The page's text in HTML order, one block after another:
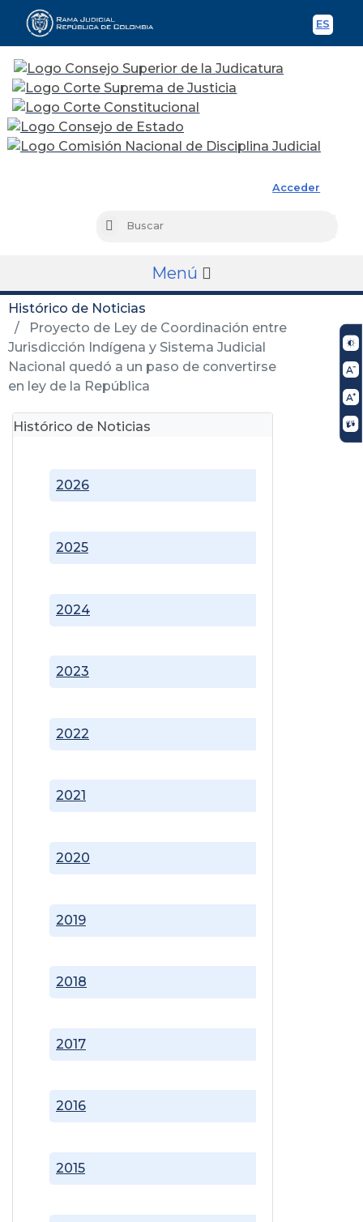
ES
Acceder
Buscar
Menú
Histórico de Noticias
Proyecto de Ley de Coordinación entre
Jurisdicción Indígena y Sistema Judicial
Nacional quedó a un paso de convertirse
en ley de la República
Histórico de Noticias
2015
2016
2017
2018
2019
2020
2021
2022
2023
2024
2025
2026